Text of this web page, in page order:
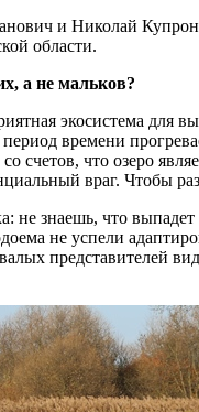
и Николай
области.
а не мальков?
экосистема для
времени
счетов, что озеро
враг. Чтобы
не знаешь, что
не успели
представителей